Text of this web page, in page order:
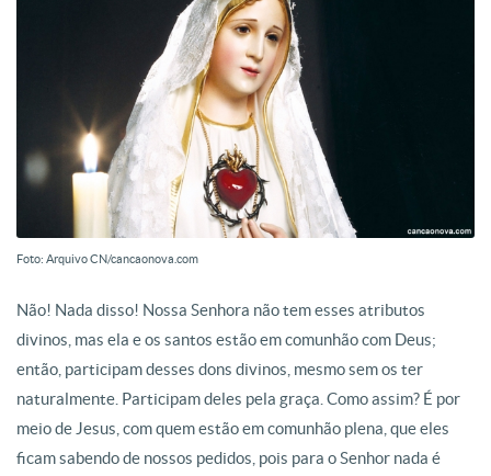
Foto: Arquivo CN/cancaonova.com
Não! Nada disso! Nossa Senhora não tem esses atributos
divinos, mas ela e os santos estão em comunhão com Deus;
então, participam desses dons divinos, mesmo sem os ter
naturalmente. Participam deles pela graça. Como assim? É por
meio de Jesus, com quem estão em comunhão plena, que eles
ficam sabendo de nossos pedidos, pois para o Senhor nada é